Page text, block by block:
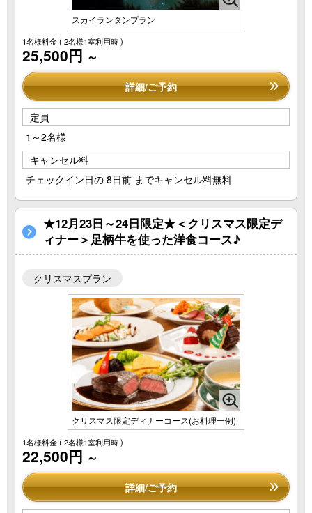
スカイランタンプラン
1名様料金( 2名様1室利用時 )
25,500円 ～
詳細/ご予約
定員
1～2名様
キャンセル料
チェックイン日の 8日前 までキャンセル料無料
★12月23日～24日限定★＜クリスマス限定デ
ィナー＞足柄牛を使った洋食コース♪
クリスマスプラン
クリスマス限定ディナーコース(お料理一例)
1名様料金( 2名様1室利用時 )
22,500円 ～
詳細/ご予約